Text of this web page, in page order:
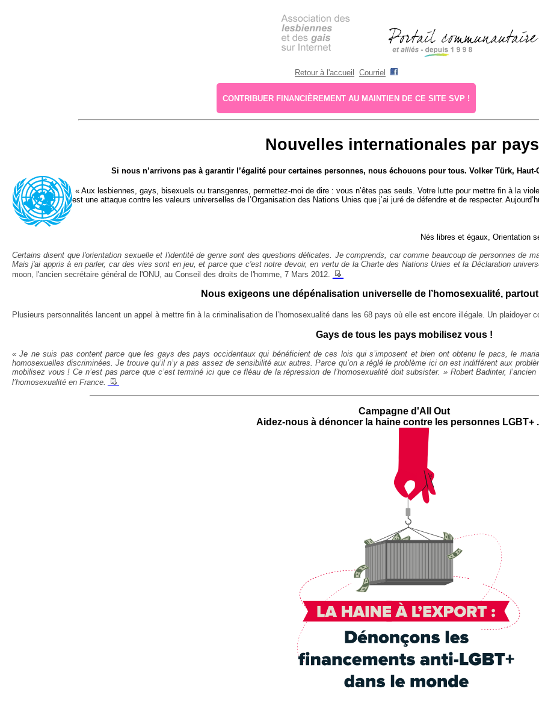
Retour à l'accueil Courriel
CONTRIBUER FINANCIÈREMENT AU MAINTIEN DE CE SITE SVP !
Nouvelles internationales par
Si nous n’arrivons pas à garantir l’égalité pour certaines personnes, nous échouons pour tous. Volker Türk,
« Aux lesbiennes, gays, bisexuels ou transgenres, permettez-moi de dire : vous n’êtes pas seuls. Votre lutte pour mettre fin à la
est une attaque contre les valeurs universelles de l’Organisation des Nations Unies que j’ai juré de défendre et de respecter.
Nés libres et égaux, Orientation
Certains disent que l'orientation sexuelle et l'identité de genre sont des questions délicates. Je comprends, car comme beaucoup de personnes de
Mais j'ai appris à en parler, car des vies sont en jeu, et parce que c'est notre devoir, en vertu de la Charte des Nations Unies et la Déclaration
moon, l'ancien secrétaire général de l'ONU, au Conseil des droits de l'homme, 7 Mars 2012.
__
Nous exigeons une dépénalisation universelle de l’homosexualité,
Plusieurs personnalités lancent un appel à mettre fin à la criminalisation de l’homosexualité dans les 68 pays où elle est encore illégale. Un plaidoyer
Gays de tous les pays mobilisez vous !
« Je ne suis pas content parce que les gays des pays occidentaux qui bénéficient de ces lois qui s’imposent et bien ont obtenu le pacs, le
homosexuelles discriminées. Je trouve qu’il n’y a pas assez de sensibilité aux autres. Parce qu’on a réglé le problème ici on est indifférent aux
mobilisez vous ! Ce n’est pas parce que c’est terminé ici que ce fléau de la répression de l’homosexualité doit subsister. » Robert Badinter,
l’homosexualité en France.
__
Campagne d'All Out
Aidez-nous à dénoncer la haine contre les personnes LGBT+ .